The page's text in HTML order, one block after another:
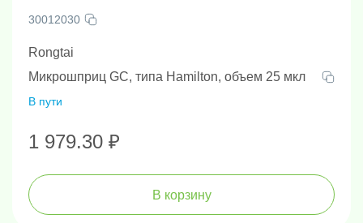
30012030
Rongtai
Микрошприц GC, типа Hamilton, объем 25 мкл
В пути
1 979.30 ₽
В корзину